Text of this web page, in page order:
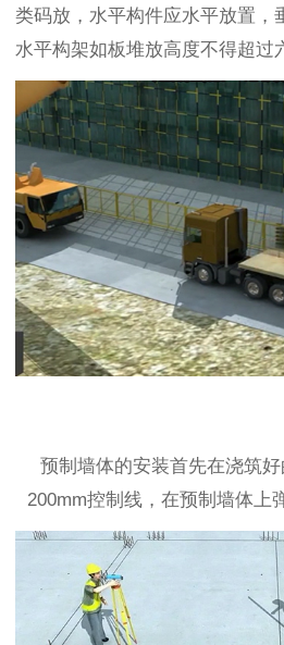
类码放，水平构件应水平放置，
水平构架如板堆放高度不得超过
预制墙体的安装首先在浇筑
200mm控制线，在预制墙体上